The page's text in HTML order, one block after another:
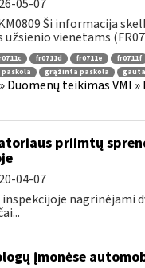
05-07
Ši informacija
vienetams
fr0711d fr0711e fr0711f
grąžinta paskola
Duomenų teikimas VMI
priimtų
04-07
inspekcijoje nagrinėjami
įmonėse